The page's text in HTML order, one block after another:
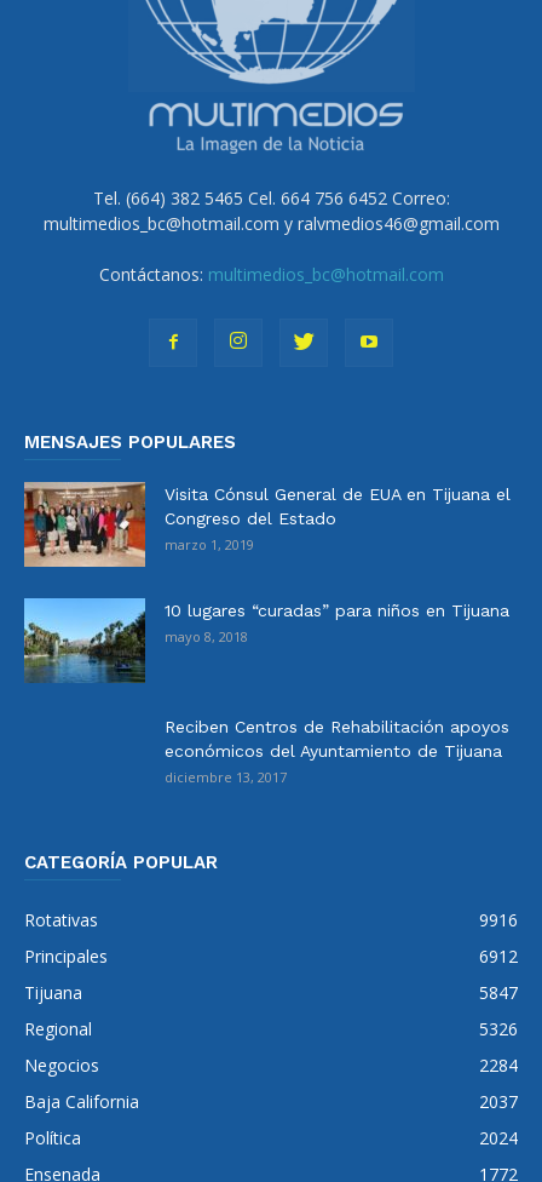
Tel. (664) 382 5465 Cel. 664 756 6452 Correo:
multimedios_bc@hotmail.com y ralvmedios46@gmail.com
Contáctanos: multimedios_bc@hotmail.com
MENSAJES POPULARES
Visita Cónsul General de EUA en Tijuana el
Congreso del Estado
marzo 1, 2019
10 lugares “curadas” para niños en Tijuana
mayo 8, 2018
Reciben Centros de Rehabilitación apoyos
económicos del Ayuntamiento de Tijuana
diciembre 13, 2017
CATEGORÍA POPULAR
Rotativas
9916
Principales
6912
Tijuana
5847
Regional
5326
Negocios
2284
Baja California
2037
Política
2024
Ensenada
1772